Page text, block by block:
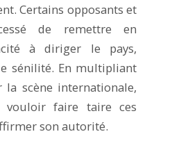
Certains opposants et
de remettre en
à diriger le pays,
sénilité. En multipliant
scène internationale,
vouloir faire taire ces
son autorité.